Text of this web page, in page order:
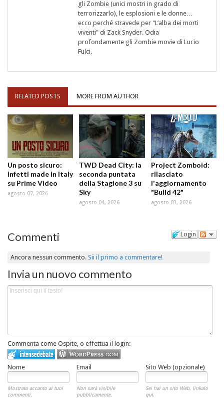
gli Zombie (unici mostri in grado di
terrorizzarlo), le esplosioni e le donne…
ecco perché stravede per "L’alba dei morti
viventi" di Zack Snyder. Odia
profondamente gli Zombie movie di Lucio
Fulci.
RELATED POSTS MORE FROM AUTHOR
Un posto sicuro:
infetti made in Italy
su Prime Video
agosto 07, 2026
TWD Dead City: la
seconda puntata
della Stagione 3 su
Sky
agosto 04, 2026
Project Zomboid:
rilasciato
l'aggiornamento
"Build 42"
agosto 03, 2026
Login
Commenti
Ancora nessun commento.Sii il primo a commentare!
Invia un nuovo commento
Commenta come Ospite, o effettua il login:
Nome Email Sito Web (opzionale)
Mostrato accanto ai tuoi
commenti.
Non sarà visibile
pubblicamente.
Sei hai un sito Web, linkalo
qui.